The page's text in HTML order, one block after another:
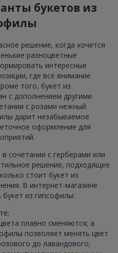
букетов из
решение, когда хочется
разноцветные
интересные
где всё внимание
того, букет из
с дополнением другими
с розами нежный
дарит незабываемое
оформление для
сочетании с герберами или
решение, подходящее
стоит букет из
В интернет-магазине
из гипсофилы:
плавно сменяются; а
позволяет менять цвет
до лавандового;